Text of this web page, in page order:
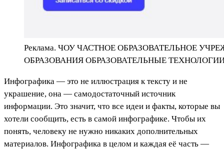
Реклама. ЧОУ ЧАСТНОЕ ОБРАЗОВАТЕЛЬНОЕ
ОБРАЗОВАНИЯ ОБРАЗОВАТЕЛЬНЫЕ
Инфографика — это не иллюстрация к тексту и не
украшение, она — самодостаточный источник
информации. Это значит, что все идеи и факты, которые вы
хотели сообщить, есть в самой инфографике. Чтобы их
понять, человеку не нужно никаких дополнительных
материалов. Инфографика в целом и каждая её часть —